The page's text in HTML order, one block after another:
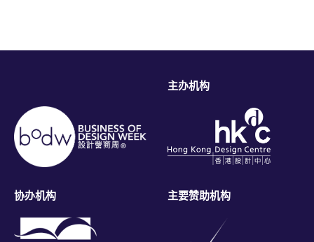
bodwreg2019@connexustravel.com
主办机构
协办机构 主要赞助机构